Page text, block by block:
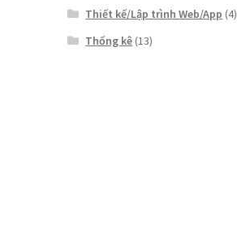
Thiết kế/Lập trình Web/App (4)
Thống kê (13)